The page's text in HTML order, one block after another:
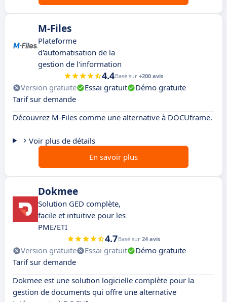
M-Files
Plateforme
d'automatisation de la
gestion de l'information
4.4Basé sur +200 avis
Version gratuite Essai gratuit
Démo gratuite
Tarif sur demande
Découvrez M-Files comme une alternative à DOCUframe.
Voir plus de détails
En savoir plus
Dokmee
Solution GED complète,
facile et intuitive pour les
PME/ETI
4.7Basé sur 24 avis
Version gratuite Essai gratuit
Démo gratuite
Tarif sur demande
Dokmee est une solution logicielle complète pour la
gestion de documents qui offre une alternative